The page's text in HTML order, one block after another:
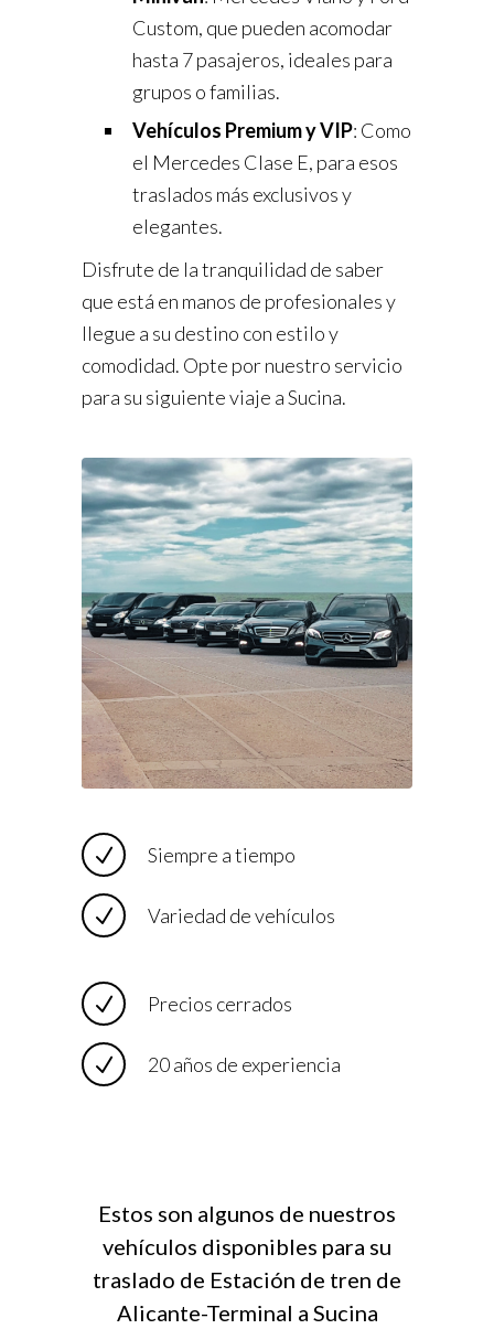
Custom, que pueden acomodar
hasta 7 pasajeros, ideales para
grupos o familias.
Vehículos Premium y VIP: Como
el Mercedes Clase E, para esos
traslados más exclusivos y
elegantes.
Disfrute de la tranquilidad de saber
que está en manos de profesionales y
llegue a su destino con estilo y
comodidad. Opte por nuestro servicio
para su siguiente viaje a Sucina.
Siempre a tiempo
Variedad de vehículos
Precios cerrados
20 años de experiencia
Estos son algunos de nuestros
vehículos disponibles para su
traslado de Estación de tren de
Alicante-Terminal a Sucina